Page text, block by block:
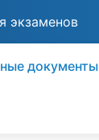
экзаменов
документы